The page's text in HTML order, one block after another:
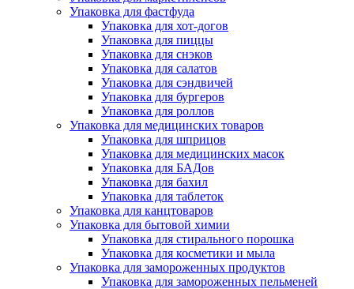
Упаковка для фастфуда
Упаковка для хот-догов
Упаковка для пиццы
Упаковка для снэков
Упаковка для салатов
Упаковка для сэндвичей
Упаковка для бургеров
Упаковка для роллов
Упаковка для медицинских товаров
Упаковка для шприцов
Упаковка для медицинских масок
Упаковка для БАДов
Упаковка для бахил
Упаковка для таблеток
Упаковка для канцтоваров
Упаковка для бытовой химии
Упаковка для стирального порошка
Упаковка для косметики и мыла
Упаковка для замороженных продуктов
Упаковка для замороженных пельменей